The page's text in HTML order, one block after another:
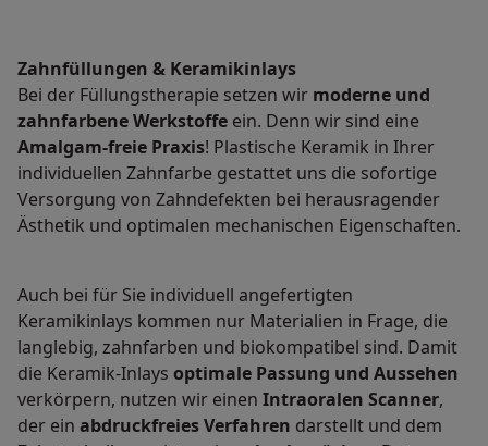
Zahnfüllungen & Keramikinlays
Bei der Füllungstherapie setzen wir moderne und
zahnfarbene Werkstoffe ein. Denn wir sind eine
Amalgam-freie Praxis! Plastische Keramik in Ihrer
individuellen Zahnfarbe gestattet uns die sofortige
Versorgung von Zahndefekten bei herausragender
Ästhetik und optimalen mechanischen Eigenschaften.
Auch bei für Sie individuell angefertigten
Keramikinlays kommen nur Materialien in Frage, die
langlebig, zahnfarben und biokompatibel sind. Damit
die Keramik-Inlays optimale Passung und Aussehen
verkörpern, nutzen wir einen Intraoralen Scanner,
der ein abdruckfreies Verfahren darstellt und dem